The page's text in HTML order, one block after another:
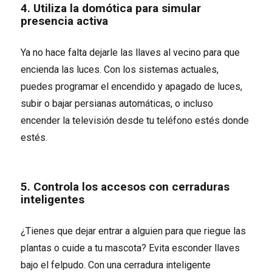
4. Utiliza la domótica para simular
presencia activa
Ya no hace falta dejarle las llaves al vecino para que
encienda las luces. Con los sistemas actuales,
puedes programar el encendido y apagado de luces,
subir o bajar persianas automáticas, o incluso
encender la televisión desde tu teléfono estés donde
estés.
5. Controla los accesos con cerraduras
inteligentes
¿Tienes que dejar entrar a alguien para que riegue las
plantas o cuide a tu mascota? Evita esconder llaves
bajo el felpudo. Con una cerradura inteligente